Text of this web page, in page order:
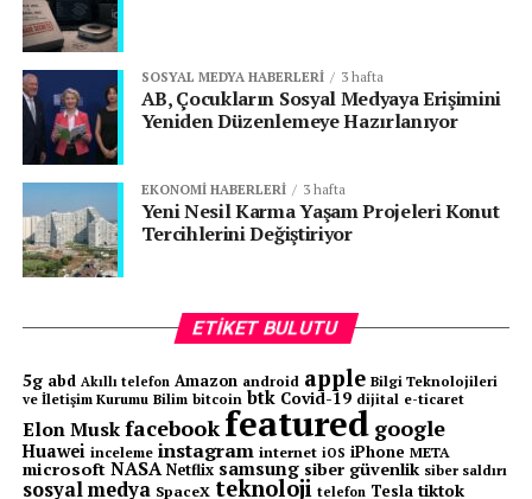
BTK Ulusal Siber Olaylara Müdahale Merkezi (USOM)
WannaCry adlı siber saldırısı öncesinde Mart ve Nisan
aylarındaWindows sistemlerinde bulunan kritik SMB
zafiyetinin oluşturduğuyaygın riski öngörerek detaylı
çalışma yaptı, USOM Türkiye’de yaşanabilecek
zararları en aza indirilmesini sağladı.
BTK USOM, kullanıcıları ve sistem
yöneticilerini 21 Mart’ta yayınladığı güvenlik
güncellemesinin yapılmasını istedi.
“Ulusal Siber Olaylara Müdahale Merkezi (USOM),
kullanıcı ve sistem yöneticilerine Microsoft MS17-010
güvenlik bültenini incelemelerini ve gerekli
güncellemeleri yapmalarını tavsiye etmektedir.”
SOSYAL MEDYA HABERLERI 3 hafta
AB, Çocukların Sosyal Medyaya Erişimini
Yeniden Düzenlemeye Hazırlanıyor
EKONOMI HABERLERI 3 hafta
Yeni Nesil Karma Yaşam Projeleri Konut
Tercihlerini Değiştiriyor
ETIKET BULUTU
5g abd Akıllı telefon Amazon android apple Bilgi Teknolojileri
ve İletişim Kurumu Bilim bitcoin btk Covid-19 dijital e-ticaret
Elon Muskfacebook featured google
Huawei inceleme instagram internet iOS iPhone META
microsoft NASA Netflix samsung siber güvenlik siber saldırı
sosyal medya SpaceX teknoloji telefon Tesla tiktok